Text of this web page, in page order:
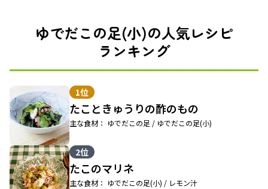
ゆでだこの足(小)の人気レシピ
ランキング
1位
たこときゅうりの酢のもの
主な食材： ゆでだこの足 / ゆでだこの足(小)
2位
たこのマリネ
主な食材： ゆでだこの足(小) / レモン汁